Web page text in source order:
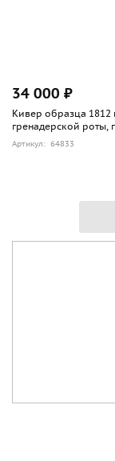
34 000 ₽
Кивер образца 1812
гренадерской роты,
Артикул: 64833